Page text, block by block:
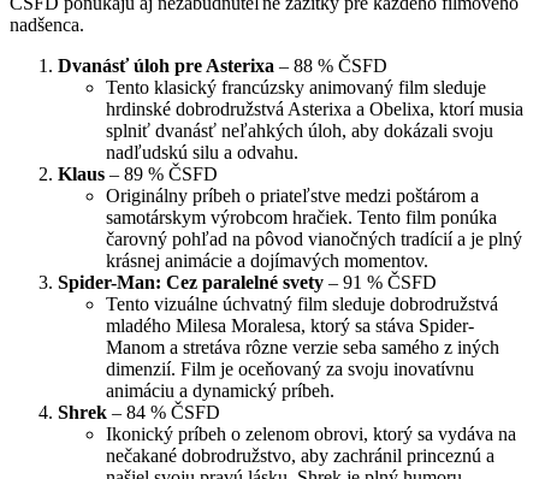
nadšenca.
Dvanásť úloh pre Asterixa – 88 % ČSFD
Tento klasický francúzsky animovaný film sleduje
hrdinské dobrodružstvá Asterixa a Obelixa, ktorí musia
splniť dvanásť neľahkých úloh, aby dokázali svoju
nadľudskú silu a odvahu.
Klaus – 89 % ČSFD
Originálny príbeh o priateľstve medzi poštárom a
samotárskym výrobcom hračiek. Tento film ponúka
čarovný pohľad na pôvod vianočných tradícií a je plný
krásnej animácie a dojímavých momentov.
Spider-Man: Cez paralelné svety – 91 % ČSFD
Tento vizuálne úchvatný film sleduje dobrodružstvá
mladého Milesa Moralesa, ktorý sa stáva Spider-
Manom a stretáva rôzne verzie seba samého z iných
dimenzií. Film je oceňovaný za svoju inovatívnu
animáciu a dynamický príbeh.
Shrek – 84 % ČSFD
Ikonický príbeh o zelenom obrovi, ktorý sa vydáva na
nečakané dobrodružstvo, aby zachránil princeznú a